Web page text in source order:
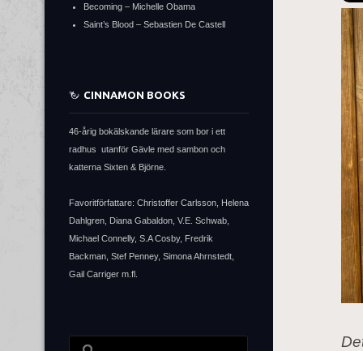
Becoming – Michelle Obama
Saint’s Blood – Sebastien De Castell
CINNAMON BOOKS
46-årig bokälskande lärare som bor i ett
radhus utanför Gävle med sambon och
katterna Sixten & Björne.
Favoritförfattare: Christoffer Carlsson, Helena
Dahlgren, Diana Gabaldon, V.E. Schwab,
Michael Connelly, S.A Cosby, Fredrik
Backman, Stef Penney, Simona Ahrnstedt,
Gail Carriger m.fl.